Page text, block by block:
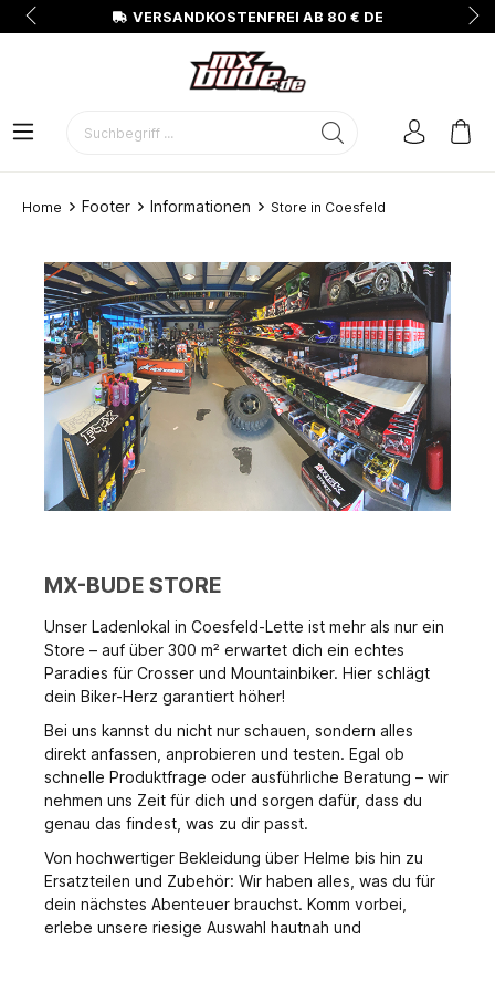
VERSANDKOSTENFREI AB 80 € DE
Home Footer Informationen Store in Coesfeld
MX-BUDE STORE
Unser Ladenlokal in Coesfeld-Lette ist mehr als nur ein
Store – auf über 300 m² erwartet dich ein echtes
Paradies für Crosser und Mountainbiker. Hier schlägt
dein Biker-Herz garantiert höher!
Bei uns kannst du nicht nur schauen, sondern alles
direkt anfassen, anprobieren und testen. Egal ob
schnelle Produktfrage oder ausführliche Beratung – wir
nehmen uns Zeit für dich und sorgen dafür, dass du
genau das findest, was zu dir passt.
Von hochwertiger Bekleidung über Helme bis hin zu
Ersatzteilen und Zubehör: Wir haben alles, was du für
dein nächstes Abenteuer brauchst. Komm vorbei,
erlebe unsere riesige Auswahl hautnah und